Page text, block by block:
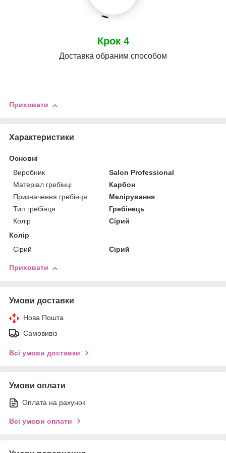
Крок 4
Доставка обраним способом
Приховати
Характеристики
Основні
Виробник
Salon Professional
Матеріал гребінці
Карбон
Призначення гребінця
Мелірування
Тип гребінця
Гребінець
Колір
Сірий
Колір
Сірий
Сірий
Приховати
Умови доставки
Нова Пошта
Самовивіз
Всі умови доставки
Умови оплати
Оплата на рахунок
Всі умови оплати